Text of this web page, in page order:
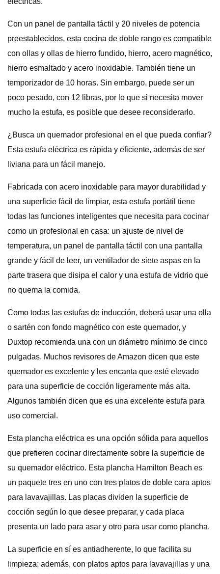
Con un panel de pantalla táctil y 20 niveles de potencia
preestablecidos, esta cocina de doble rango es compatible
con ollas y ollas de hierro fundido, hierro, acero magnético,
hierro esmaltado y acero inoxidable. También tiene un
temporizador de 10 horas. Sin embargo, puede ser un
poco pesado, con 12 libras, por lo que si necesita mover
mucho la estufa, es posible que desee reconsiderarlo.
¿Busca un quemador profesional en el que pueda confiar?
Esta estufa eléctrica es rápida y eficiente, además de ser
liviana para un fácil manejo.
Fabricada con acero inoxidable para mayor durabilidad y
una superficie fácil de limpiar, esta estufa portátil tiene
todas las funciones inteligentes que necesita para cocinar
como un profesional en casa: un ajuste de nivel de
temperatura, un panel de pantalla táctil con una pantalla
grande y fácil de leer, un ventilador de siete aspas en la
parte trasera que disipa el calor y una estufa de vidrio que
no quema la comida.
Como todas las estufas de inducción, deberá usar una olla
o sartén con fondo magnético con este quemador, y
Duxtop recomienda una con un diámetro mínimo de cinco
pulgadas. Muchos revisores de Amazon dicen que este
quemador es excelente y les encanta que esté elevado
para una superficie de cocción ligeramente más alta.
Algunos también dicen que es una excelente estufa para
uso comercial.
Esta plancha eléctrica es una opción sólida para aquellos
que prefieren cocinar directamente sobre la superficie de
su quemador eléctrico. Esta plancha Hamilton Beach es
un paquete tres en uno con tres platos de doble cara aptos
para lavavajillas. Las placas dividen la superficie de
cocción según lo que desee preparar, y cada placa
presenta un lado para asar y otro para usar como plancha.
La superficie en sí es antiadherente, lo que facilita su
limpieza; además, con platos aptos para lavavajillas y una